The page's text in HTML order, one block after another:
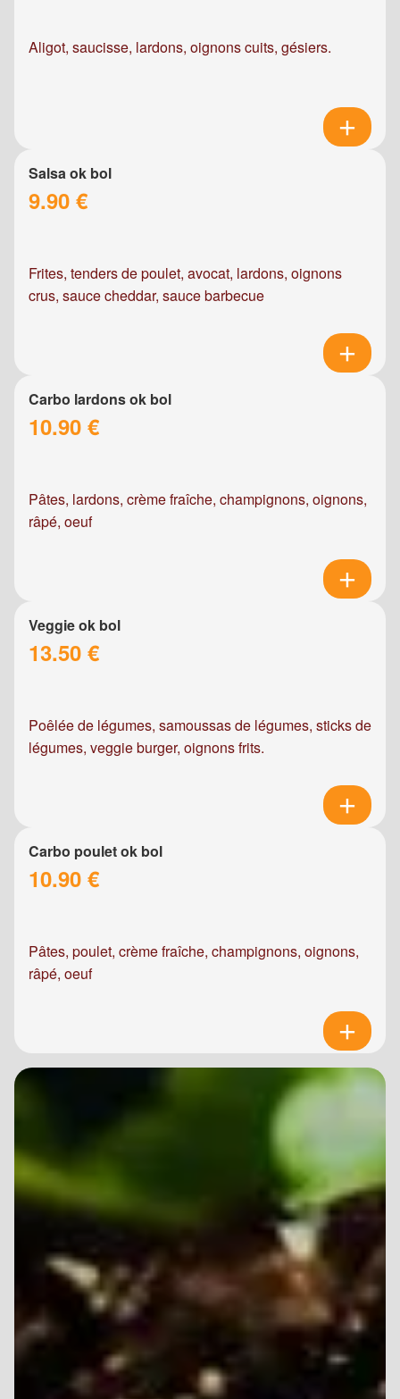
Aligot, saucisse, lardons, oignons cuits, gésiers.
Salsa ok bol
9.90 €
Frites, tenders de poulet, avocat, lardons, oignons
crus, sauce cheddar, sauce barbecue
Carbo lardons ok bol
10.90 €
Pâtes, lardons, crème fraîche, champignons, oignons,
râpé, oeuf
Veggie ok bol
13.50 €
Poêlée de légumes, samoussas de légumes, sticks de
légumes, veggie burger, oignons frits.
Carbo poulet ok bol
10.90 €
Pâtes, poulet, crème fraîche, champignons, oignons,
râpé, oeuf